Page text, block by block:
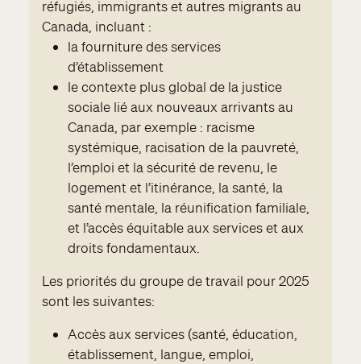
réfugiés, immigrants et autres migrants au
Canada, incluant :
la fourniture des services
d’établissement
le contexte plus global de la justice
sociale lié aux nouveaux arrivants au
Canada, par exemple : racisme
systémique, racisation de la pauvreté,
l’emploi et la sécurité de revenu, le
logement et l’itinérance, la santé, la
santé mentale, la réunification familiale,
et l’accès équitable aux services et aux
droits fondamentaux.
Les priorités du groupe de travail pour 2025
sont les suivantes:
Accès aux services (santé, éducation,
établissement, langue, emploi,